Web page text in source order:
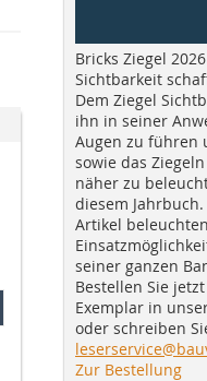
Bricks Ziegel
Sichtbarkeit
Dem Ziegel
ihn in seiner
Augen zu führen
sowie das
näher zu
diesem
Artikel
seiner ganzen
Bestellen Sie
Exemplar in
oder schreiben
Zur Bestellung